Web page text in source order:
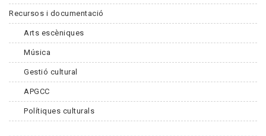
Recursos i documentació
Arts escèniques
Música
Gestió cultural
APGCC
Polítiques culturals